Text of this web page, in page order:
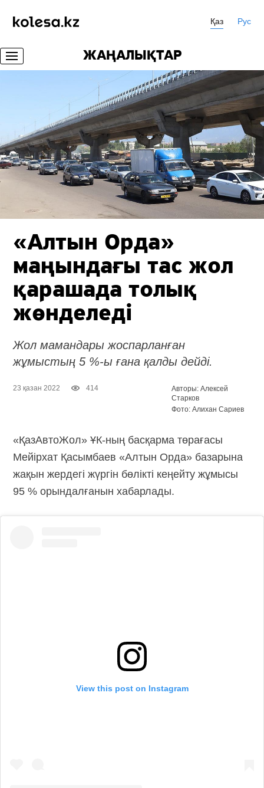
Қаз Рус
ЖАҢАЛЫҚТАР
«Алтын Орда»
маңындағы тас жол
қарашада толық
жөнделеді
Жол мамандары жоспарланған
жұмыстың 5 %-ы ғана қалды дейді.
23 қазан 2022 414
Авторы: Алексей
Старков
Фото: Алихан Сариев
«ҚазАвтоЖол» ҰК-ның басқарма төрағасы
Мейірхат Қасымбаев «Алтын Орда» базарына
жақын жердегі жүргін бөлікті кеңейту жұмысы
95 % орындалғанын хабарлады.
View this post on Instagram